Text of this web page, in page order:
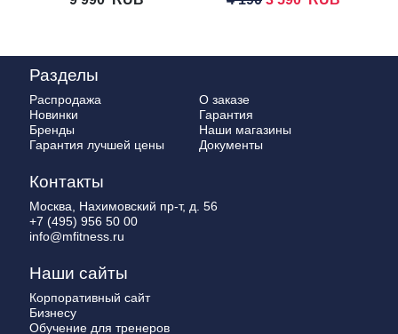
Extension Kit
Разделы
Распродажа
Новинки
Бренды
Гарантия лучшей цены
О заказе
Гарантия
Наши магазины
Документы
Контакты
Москва, Нахимовский пр-т, д. 56
+7 (495) 956 50 00
info@mfitness.ru
Наши сайты
Корпоративный сайт
Бизнесу
Обучение для тренеров